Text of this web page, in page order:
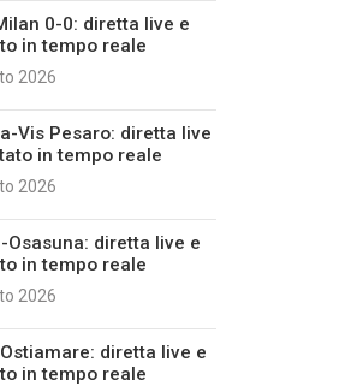
0-0: diretta live e
in tempo reale
2026
Vis Pesaro: diretta live
in tempo reale
2026
Osasuna: diretta live e
in tempo reale
2026
diretta live e
in tempo reale